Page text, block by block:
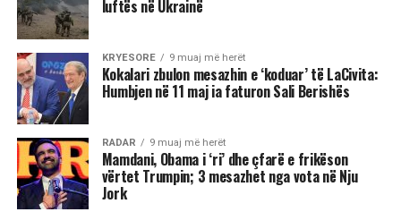
luftës në Ukrainë
KRYESORE 9 muaj më herët
Kokalari zbulon mesazhin e ‘koduar’ të LaCivita:
Humbjen në 11 maj ia faturon Sali Berishës
RADAR 9 muaj më herët
Mamdani, Obama i ‘ri’ dhe çfarë e frikëson
vërtet Trumpin; 3 mesazhet nga vota në Nju
Jork